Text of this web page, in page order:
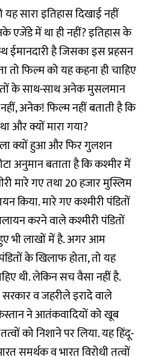
सारा इतिहास दिखाई नहीं
एजेंडे में था ही नहीं? इतिहास के
है जिसका इस प्रहसन
तो फिल्म को यह कहना ही चाहिए
के साथ-साथ अनेक मुसलमान
अनेक! फिल्म नहीं बताती है कि
और क्यों मारा गया?
क्यों हुआ और फिर गुलशन
अनुमान बताता है कि कश्मीर में
मारे गए तथा 20 हजार मुस्लिम
किया. मारे गए कश्मीरी पंडितों
करने वाले कश्मीरी पंडितों
भी लाखों में है. अगर आम
के खिलाफ होता, तो यह
थी. लेकिन सच वैसा नहीं है.
व जहरीले इरादे वाले
ने आतंकवादियों को खूब
को निशाने पर लिया. यह हिंदू-
समर्थक व भारत विरोधी तत्वों